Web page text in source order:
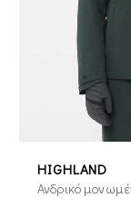
HIGHLAND
Ανδρικό